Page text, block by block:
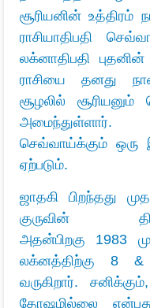
சூரியனின் உத்திரம்
ராசியாதிபதி
லக்னாதிபதி
ராசியை தனது
சூழலில் சூரியனும்
அமைந்துள்ளார்.
செவ்வாய்க்கும்
ஏற்படும்.
ஜாதகி பிறந்தது
குருவின்
அதன்பிறகு 1983
லக்னத்திற்கு 8
வருகிறார்.
தோஷமில்லை என்பது